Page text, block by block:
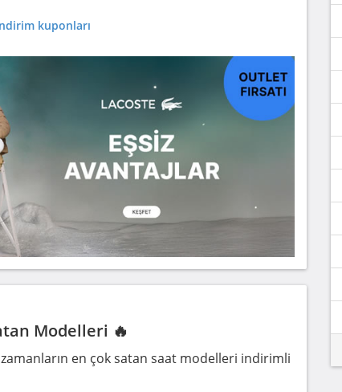
kuponları
Modelleri 🔥
en çok satan saat modelleri indirimli